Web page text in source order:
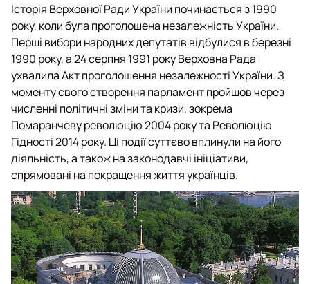
Історія Верховної Ради України починається з 1990
року, коли була проголошена незалежність України.
Перші вибори народних депутатів відбулися в березні
1990 року, а 24 серпня 1991 року Верховна Рада
ухвалила Акт проголошення незалежності України. З
моменту свого створення парламент пройшов через
численні політичні зміни та кризи, зокрема
Помаранчеву революцію 2004 року та Революцію
Гідності 2014 року. Ці події суттєво вплинули на його
діяльність, а також на законодавчі ініціативи,
спрямовані на покращення життя українців.